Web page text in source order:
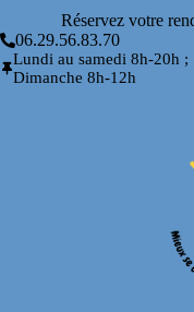
Réservez votre
06.29.56.83.70
Lundi au samedi 8h-20h ;
Dimanche 8h-12h